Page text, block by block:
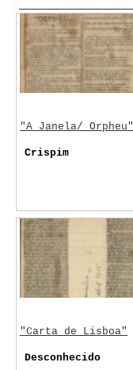
"A Janela/ Orpheu"
Crispim
"Carta de Lisboa"
Desconhecido